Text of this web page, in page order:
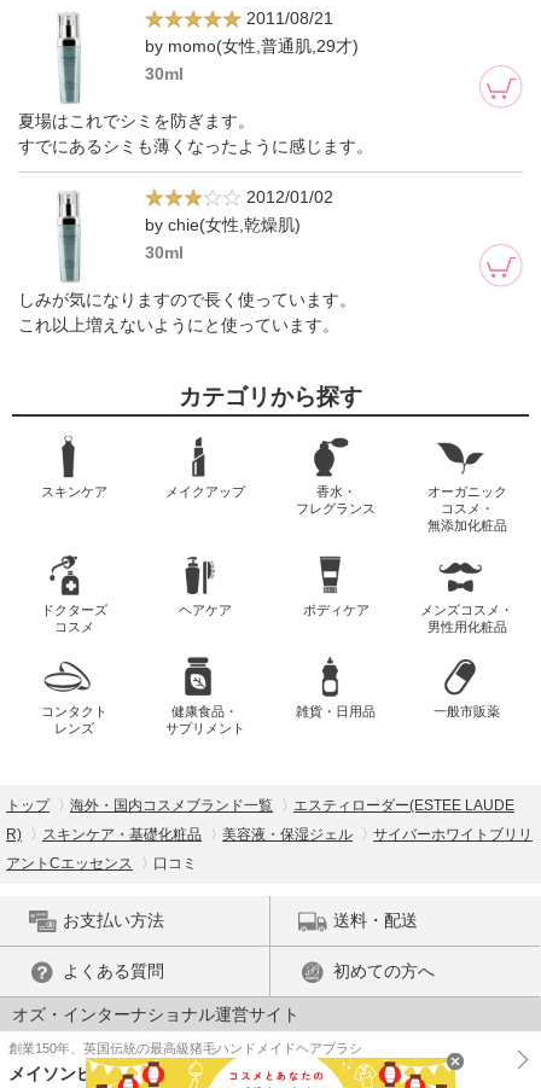
2011/08/21
by momo(女性,普通肌,29才)
30ml
夏場はこれでシミを防ぎます。
すでにあるシミも薄くなったように感じます。
2012/01/02
by chie(女性,乾燥肌)
30ml
しみが気になりますので長く使っています。
これ以上増えないようにと使っています。
カテゴリから探す
スキンケア メイクアップ
香水・
フレグランス
オーガニック
コスメ・
無添加化粧品
ドクターズ
コスメ
ヘアケア ボディケア
メンズコスメ・
男性用化粧品
コンタクト
レンズ
健康食品・
サプリメント
雑貨・日用品 一般市販薬
トップ 海外・国内コスメブランド一覧
エスティローダー(ESTEE LAUDE
R)
スキンケア・基礎化粧品 美容液・保湿ジェル
サイバーホワイトブリリ
アントCエッセンス
口コミ
お支払い方法 送料・配送
よくある質問 初めての方へ
オズ・インターナショナル運営サイト
創業150年、英国伝統の最高級猪毛ハンドメイドヘアブラシ
メイソンピアソン